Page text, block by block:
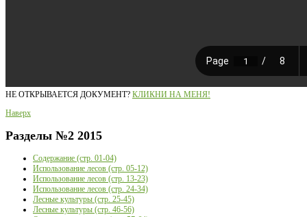
НЕ ОТКРЫВАЕТСЯ ДОКУМЕНТ? КЛИКНИ НА МЕНЯ!
Наверх
Разделы №2 2015
Содержание (стр. 01-04)
Использование лесов (стр. 05-12)
Использование лесов (стр. 13-23)
Использование лесов (стр. 24-34)
Лесные культуры (стр. 25-45)
Лесные культуры (стр. 46-56)